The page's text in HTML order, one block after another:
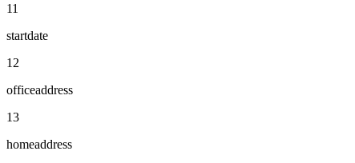
11
startdate
12
officeaddress
13
homeaddress